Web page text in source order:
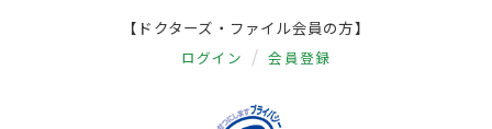
【ドクターズ・ファイル会員の方】
ログイン 会員登録